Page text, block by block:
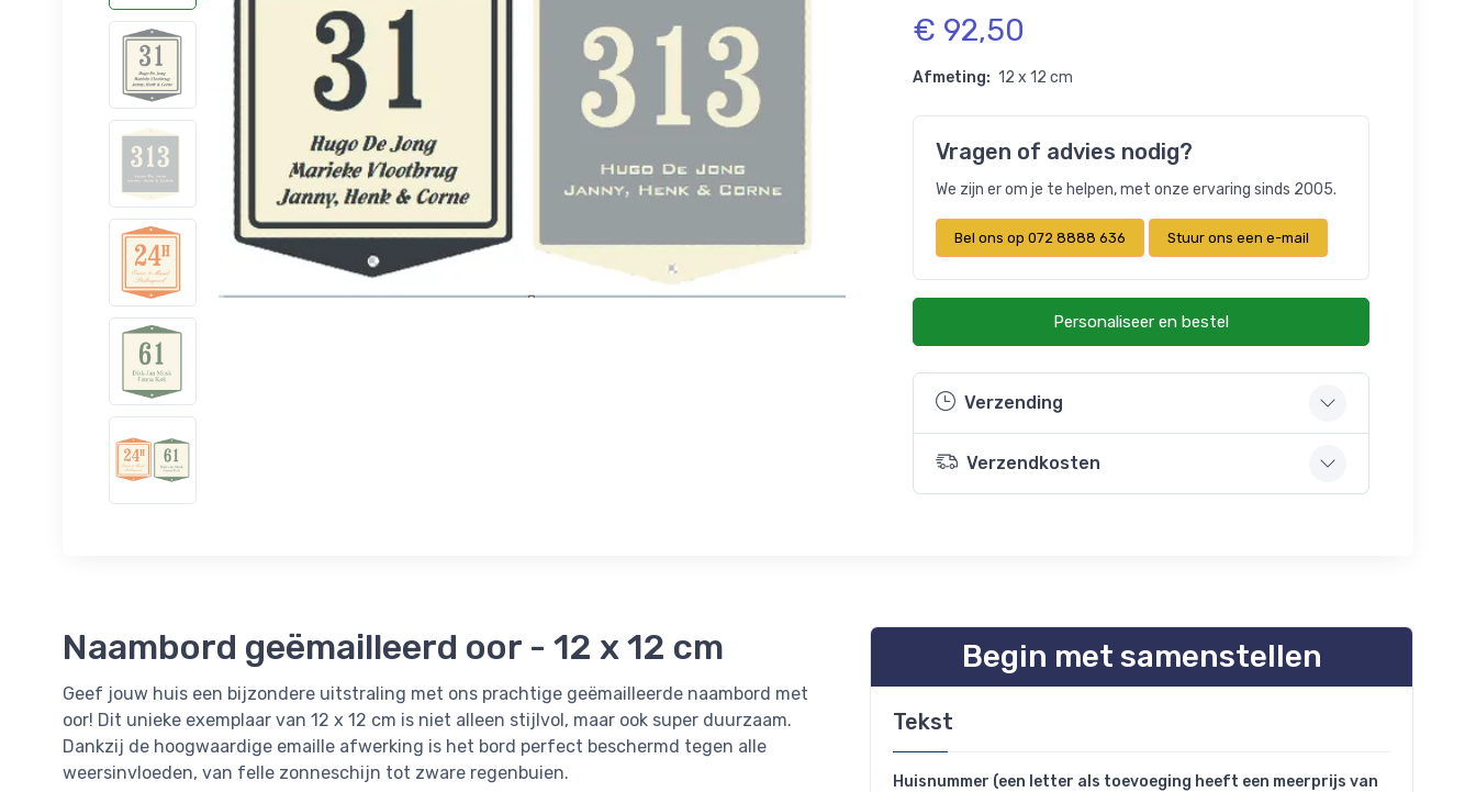
€ 92,50
Afmeting: 12 x 12 cm
Vragen of advies nodig?
We zijn er om je te helpen, met onze ervaring sinds 2005.
Bel ons op 072 8888 636 Stuur ons een e-mail
Personaliseer en bestel
Verzending
Verzendkosten
Naambord geëmailleerd oor - 12 x 12 cm
Geef jouw huis een bijzondere uitstraling met ons prachtige geëmailleerde naambord met
oor! Dit unieke exemplaar van 12 x 12 cm is niet alleen stijlvol, maar ook super duurzaam.
Dankzij de hoogwaardige emaille afwerking is het bord perfect beschermd tegen alle
weersinvloeden, van felle zonneschijn tot zware regenbuien.
Begin met samenstellen
Tekst
Huisnummer (een letter als toevoeging heeft een meerprijs van